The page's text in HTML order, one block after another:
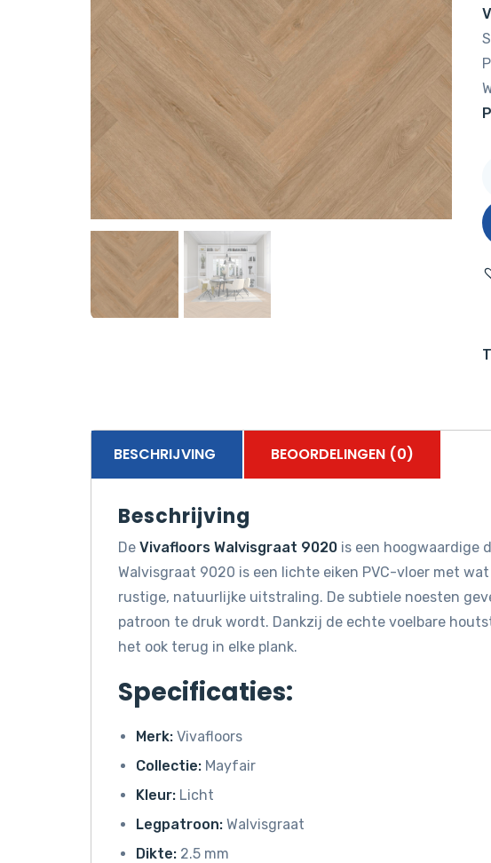
BESCHRIJVING BEOORDELINGEN (0)
Beschrijving
De Vivafloors Walvisgraat 9020 is een hoogwaardige
Walvisgraat 9020 is een lichte eiken PVC-vloer met
rustige, natuurlijke uitstraling. De subtiele noesten
patroon te druk wordt. Dankzij de echte voelbare
het ook terug in elke plank.
Specificaties:
Merk: Vivafloors
Collectie: Mayfair
Kleur: Licht
Legpatroon: Walvisgraat
Dikte: 2.5 mm